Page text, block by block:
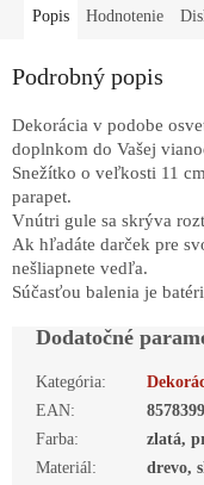
Popis Hodnotenie
Podrobný popis
Dekorácia v podobe
doplnkom do Vašej
Snežítko o veľkosti 11
parapet.
Vnútri gule sa skrýva
Ak hľadáte darček pre
nešliapnete vedľa.
Súčasťou balenia je
Dodatočné
Kategória:
EAN:
Farba:
zlatá,
Materiál :
drevo,